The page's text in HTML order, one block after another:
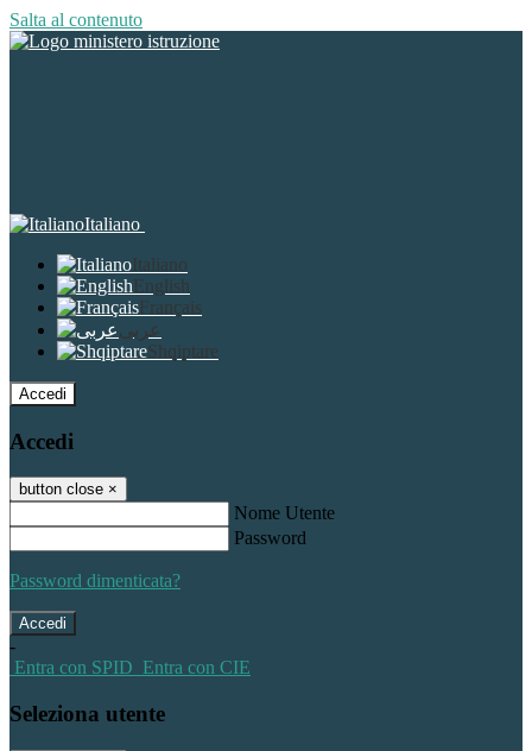
Salta al contenuto
Italiano
Italiano
English
Français
عربى
Shqiptare
Accedi
Accedi
button close ×
Nome Utente
Password
Password dimenticata?
-
Entra con SPID Entra con CIE
Seleziona utente